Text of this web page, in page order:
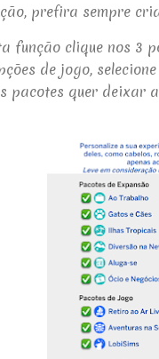
prefira sempre
função clique nos 3
de jogo,
pacotes quer deixar